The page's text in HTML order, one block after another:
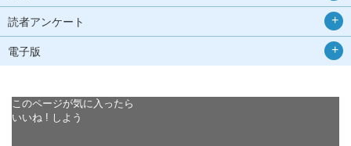
読者アンケート
電子版
このページが気に入ったら
いいね ! しよう